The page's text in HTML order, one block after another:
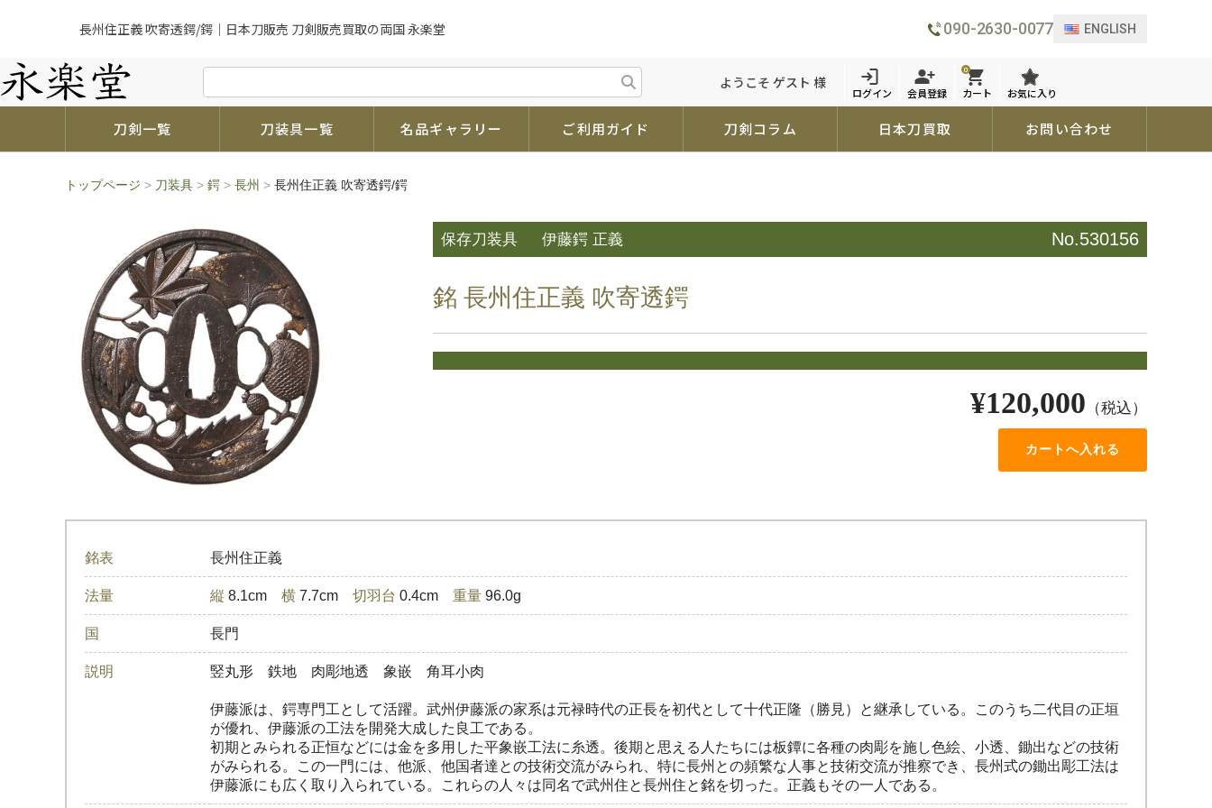
長州住正義 吹寄透鍔/鍔｜日本刀販売 刀剣販売買取の両国 永楽堂 090-2630-0077 ENGLISH
ようこそ ゲスト 様
ログイン 会員登録
0
カート お気に入り
刀剣一覧 刀装具一覧 名品ギャラリー ご利用ガイド 刀剣コラム 日本刀買取 お問い合わせ
トップページ > 刀装具 > 鍔 > 長州 > 長州住正義 吹寄透鍔/鍔
保存刀装具 伊藤鍔 正義 No.530156
銘 長州住正義 吹寄透鍔
¥120,000 （税込）
銘表 長州住正義
法量 縦8.1cm 横7.7cm 切羽台 0.4cm 重量96.0g
国 長門
説明 竪丸形 鉄地 肉彫地透 象嵌 角耳小肉
伊藤派は、鍔専門工として活躍。武州伊藤派の家系は元禄時代の正長を初代として十代正隆（勝見）と継承している。このうち二代目の正垣
が優れ、伊藤派の工法を開発大成した良工である。
初期とみられる正恒などには金を多用した平象嵌工法に糸透。後期と思える人たちには板鐔に各種の肉彫を施し色絵、小透、鋤出などの技術
がみられる。この一門には、他派、他国者達との技術交流がみられ、特に長州との頻繁な人事と技術交流が推察でき、長州式の鋤出彫工法は
伊藤派にも広く取り入られている。これらの人々は同名で武州住と長州住と銘を切った。正義もその一人である。